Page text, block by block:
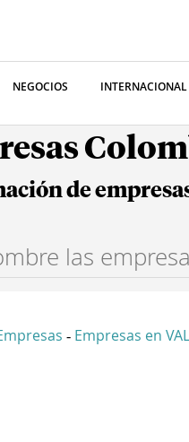
NEGOCIOS INTERNACIONAL
de
- Empresas en